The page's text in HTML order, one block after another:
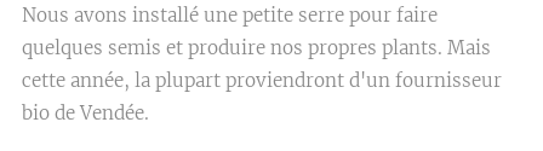
Nous avons installé une petite serre pour faire
quelques semis et produire nos propres plants. Mais
cette année, la plupart proviendront d'un fournisseur
bio de Vendée.